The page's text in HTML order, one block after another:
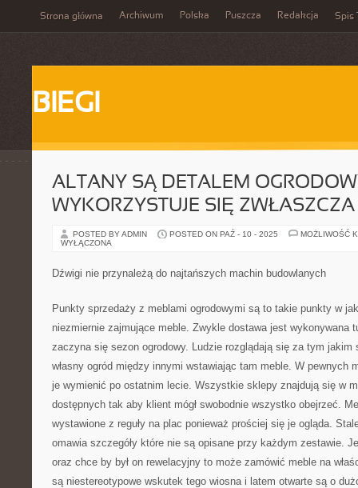
Strona główna Archiwum Polska Puszcza Redakcja Spis
BIEGI
ALTANY SĄ DETALEM
WYKORZYSTUJE SIĘ ZWŁASZCZA
POSTED BY ADMIN POSTED ON PAŹ - 10 - 2025
MOŻLIWOŚĆ
WYŁĄCZONA
Dźwigi nie przynależą do najtańszych machin budowlanych
Punkty sprzedaży z meblami ogrodowymi są to takie punkty w
niezmiernie zajmujące meble. Zwykle dostawa jest wykonywana
zaczyna się sezon ogrodowy. Ludzie rozglądają się za tym jakim
własny ogród między innymi wstawiając tam meble. W pewnych
je wymienić po ostatnim lecie. Wszystkie sklepy znajdują się w
dostępnych tak aby klient mógł swobodnie wszystko obejrzeć.
wystawione z reguły na plac ponieważ prościej się je ogląda.
omawia szczegóły które nie są opisane przy każdym zestawie.
oraz chce by był on rewelacyjny to może zamówić meble na
są niestereotypowe wskutek tego wiosna i latem otwarte są o